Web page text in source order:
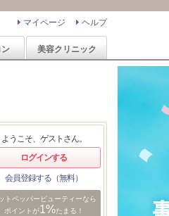
ヘルプ
マイページ
美容クリニック
ようこそ、ゲストさん。
ログインする
会員登録する（無料）
トペッパービューティーなら
ポイントが1%たまる！